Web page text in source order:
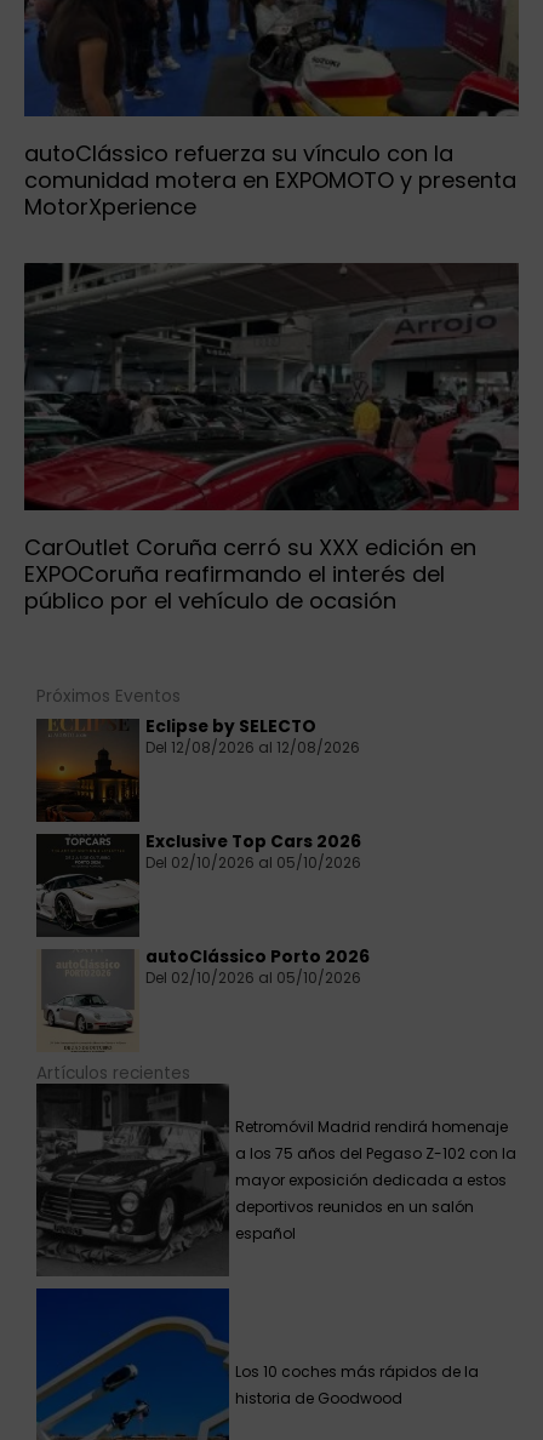
autoClássico refuerza su vínculo con la
comunidad motera en EXPOMOTO y presenta
MotorXperience
CarOutlet Coruña cerró su XXX edición en
EXPOCoruña reafirmando el interés del
público por el vehículo de ocasión
Próximos Eventos
Eclipse by SELECTO
Del 12/08/2026 al 12/08/2026
Exclusive Top Cars 2026
Del 02/10/2026 al 05/10/2026
autoClássico Porto 2026
Del 02/10/2026 al 05/10/2026
Artículos recientes
Retromóvil Madrid rendirá homenaje
a los 75 años del Pegaso Z-102 con la
mayor exposición dedicada a estos
deportivos reunidos en un salón
español
Los 10 coches más rápidos de la
historia de Goodwood